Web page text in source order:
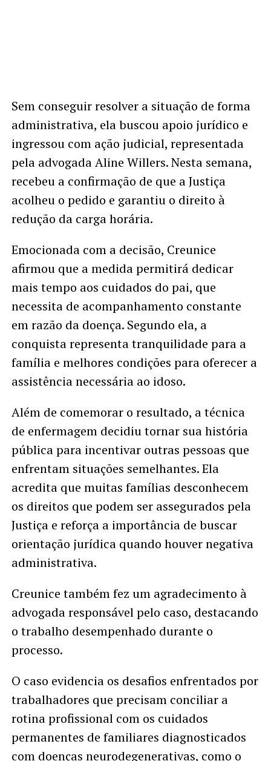
Sem conseguir resolver a situação de forma
administrativa, ela buscou apoio jurídico e
ingressou com ação judicial, representada
pela advogada Aline Willers. Nesta semana,
recebeu a confirmação de que a Justiça
acolheu o pedido e garantiu o direito à
redução da carga horária.
Emocionada com a decisão, Creunice
afirmou que a medida permitirá dedicar
mais tempo aos cuidados do pai, que
necessita de acompanhamento constante
em razão da doença. Segundo ela, a
conquista representa tranquilidade para a
família e melhores condições para oferecer a
assistência necessária ao idoso.
Além de comemorar o resultado, a técnica
de enfermagem decidiu tornar sua história
pública para incentivar outras pessoas que
enfrentam situações semelhantes. Ela
acredita que muitas famílias desconhecem
os direitos que podem ser assegurados pela
Justiça e reforça a importância de buscar
orientação jurídica quando houver negativa
administrativa.
Creunice também fez um agradecimento à
advogada responsável pelo caso, destacando
o trabalho desempenhado durante o
processo.
O caso evidencia os desafios enfrentados por
trabalhadores que precisam conciliar a
rotina profissional com os cuidados
permanentes de familiares diagnosticados
com doenças neurodegenerativas, como o